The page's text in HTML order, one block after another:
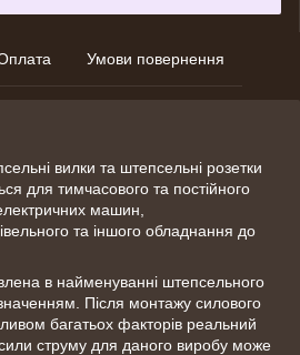
Умови повернення
вилки та штепсельні розетки
для тимчасового та постійного
машин,
та іншого обладнання до
​​в найменуванні штепсельного
Після монтажу силового
багатьох факторів реальний
струму для даного виробу може